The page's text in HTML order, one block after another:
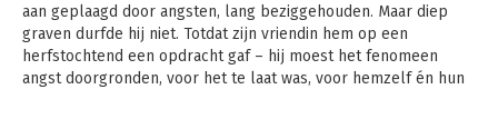
aan geplaagd door angsten, lang beziggehouden. Maar diep
graven durfde hij niet. Totdat zijn vriendin hem op een
herfstochtend een opdracht gaf – hij moest het fenomeen
angst doorgronden, voor het te laat was, voor hemzelf én hun